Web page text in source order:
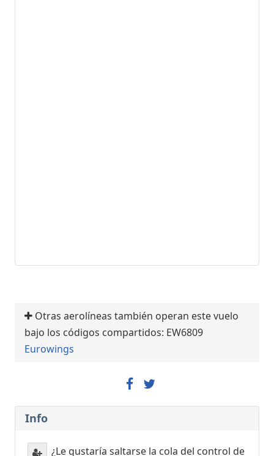
Otras aerolíneas también operan este vuelo
bajo los códigos compartidos: EW6809
Eurowings
Info
¿Le gustaría saltarse la cola del control de